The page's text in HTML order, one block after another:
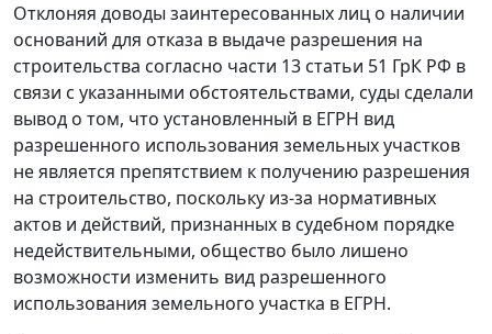
Отклоняя доводы заинтересованных лиц о наличии
оснований для отказа в выдаче разрешения на
строительства согласно части 13 статьи 51 ГрК РФ в
связи с указанными обстоятельствами, суды сделали
вывод о том, что установленный в ЕГРН вид
разрешенного использования земельных участков
не является препятствием к получению разрешения
на строительство, поскольку из-за нормативных
актов и действий, признанных в судебном порядке
недействительными, общество было лишено
возможности изменить вид разрешенного
использования земельного участка в ЕГРН.